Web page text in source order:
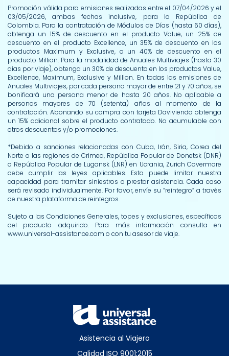
Promoción válida para emisiones realizadas entre el 07/04/2026 y el
03/05/2026, ambas fechas inclusive, para la República de
Colombia. Para la contratación de Módulos de Días (hasta 60 días),
obtenga un 15% de descuento en el producto Value, un 25% de
descuento en el producto Excellence, un 35% de descuento en los
productos Maximum y Exclusive, o un 40% de descuento en el
producto Million. Para la modalidad de Anuales Multiviajes (hasta 30
días por viaje), obtenga un 30% de descuento en los productos Value,
Excellence, Maximum, Exclusive y Million. En todas las emisiones de
Anuales Multiviajes, por cada persona mayor de entre 21 y 70 años, se
bonificará una persona menor de hasta 20 años. No aplicable a
personas mayores de 70 (setenta) años al momento de la
contratación. Abonando su compra con tarjeta Davivienda obtenga
un 15% adicional sobre el producto contratado. No acumulable con
otros descuentos y/o promociones.
*Debido a sanciones relacionadas con Cuba, Irán, Siria, Corea del
Norte o las regiones de Crimea, República Popular de Donetsk (DNR)
o República Popular de Lugansk (LNR) en Ucrania, Zurich Covermore
debe cumplir las leyes aplicables. Esto puede limitar nuestra
capacidad para tramitar siniestros o prestar asistencia. Cada caso
será revisado individualmente. Por favor, envíe su “reintegro” a través
de nuestra plataforma de reintegros.
Sujeto a las Condiciones Generales, topes y exclusiones, específicos
del producto adquirido. Para más información consulta en
www.universal-assistance.com o con tu asesor de viaje.
Asistencia al Viajero
Calidad ISO 9001:2015